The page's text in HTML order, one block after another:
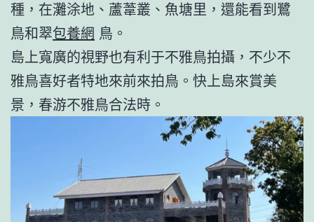
種，在灘涂地、蘆葦叢、魚塘里，還能看到鷺
鳥和翠包養網 鳥。
島上寬廣的視野也有利于不雅鳥拍攝，不少不
雅鳥喜好者特地來前來拍鳥。快上島來賞美
景，春游不雅鳥合法時。